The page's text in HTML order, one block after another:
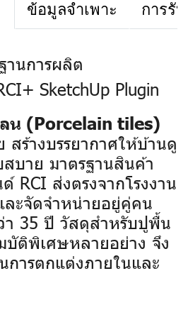
ข้อมูลจำเพาะ การรั
านการผลิต
SketchUp Plugin
น (Porcelain tiles)
ร้างบรรยากาศให้บ้านดู
สบาย มาตรฐานสินค้า
RCI ส่งตรงจากโรงงาน
ละจัดจำหน่ายอยู่คู่คน
า 35 ปี วัสดุสำหรับปูพื้น
ติพิเศษหลายอย่าง จึง
ารตกแต่งภายในและ